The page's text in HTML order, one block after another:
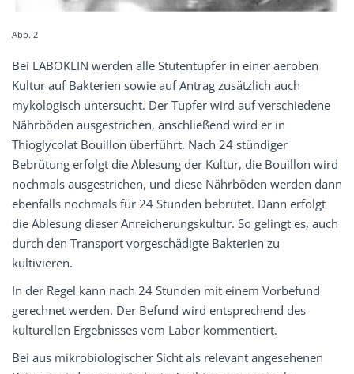
Abb. 2
Bei LABOKLIN werden alle Stutentupfer in einer aeroben
Kultur auf Bakterien sowie auf Antrag zusätzlich auch
mykologisch untersucht. Der Tupfer wird auf verschiedene
Nährböden ausgestrichen, anschließend wird er in
Thioglycolat Bouillon überführt. Nach 24 stündiger
Bebrütung erfolgt die Ablesung der Kultur, die Bouillon wird
nochmals ausgestrichen, und diese Nährböden werden dann
ebenfalls nochmals für 24 Stunden bebrütet. Dann erfolgt
die Ablesung dieser Anreicherungskultur. So gelingt es, auch
durch den Transport vorgeschädigte Bakterien zu
kultivieren.
In der Regel kann nach 24 Stunden mit einem Vorbefund
gerechnet werden. Der Befund wird entsprechend des
kulturellen Ergebnisses vom Labor kommentiert.
Bei aus mikrobiologischer Sicht als relevant angesehenen